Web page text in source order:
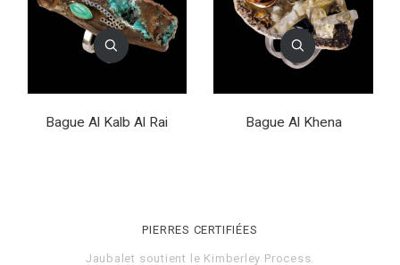
Bague Al Kalb Al Rai Bague Al Khena
PIERRES CERTIFIÉES
Jaubalet soutient le Kimberley Process